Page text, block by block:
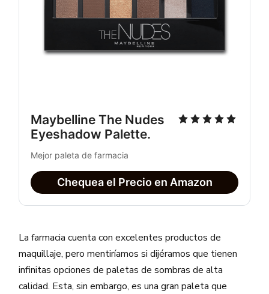
Maybelline The Nudes
Eyeshadow Palette.
Mejor paleta de farmacia
Chequea el Precio en Amazon
La farmacia cuenta con excelentes productos de
maquillaje, pero mentiríamos si dijéramos que tienen
infinitas opciones de paletas de sombras de alta
calidad. Esta, sin embargo, es una gran paleta que